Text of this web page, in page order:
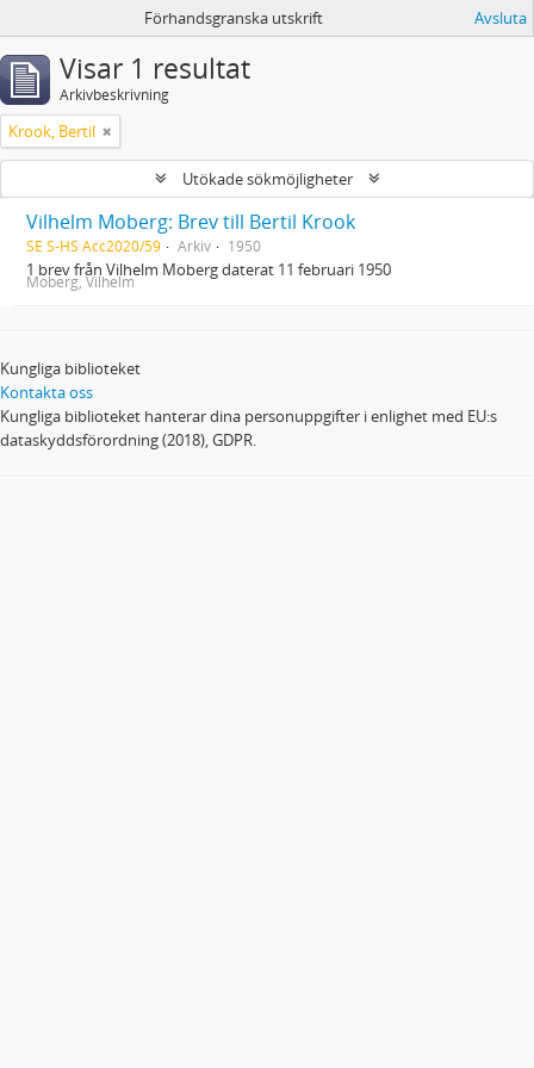
Förhandsgranska utskrift Avsluta
Visar 1 resultat
Arkivbeskrivning
Krook, Bertil
Utökade sökmöjligheter
Vilhelm Moberg: Brev till Bertil Krook
SE S-HS Acc2020/59 Arkiv 1950
1 brev från Vilhelm Moberg daterat 11 februari 1950
Moberg, Vilhelm
Kungliga biblioteket
Kontakta oss
Kungliga biblioteket hanterar dina personuppgifter i enlighet med EU:s
dataskyddsförordning (2018), GDPR.